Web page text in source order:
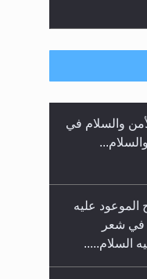
لثلاثة
في الجامعة
والسلام في
عليه
نظرة في شعر
السلام.....